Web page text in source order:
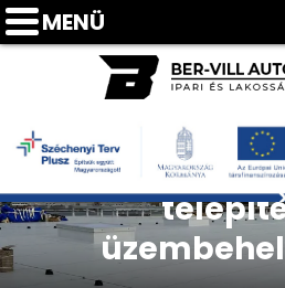
MENÜ
BEMUTATKOZÁS
SZOLGÁLTATÁSOK
BLOG
REFERENCIÁK
GYIK
BER-VILL
Ipari